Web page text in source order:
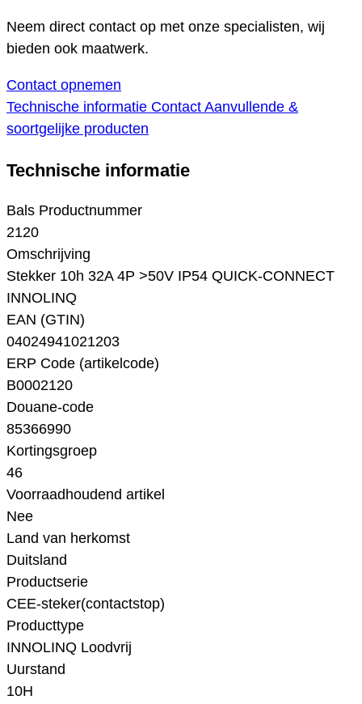
Neem direct contact op met onze specialisten, wij
bieden ook maatwerk.
Contact opnemen
Technische informatie Contact Aanvullende &
soortgelijke producten
Technische informatie
Bals Productnummer
2120
Omschrijving
Stekker 10h 32A 4P >50V IP54 QUICK-CONNECT
INNOLINQ
EAN (GTIN)
04024941021203
ERP Code (artikelcode)
B0002120
Douane-code
85366990
Kortingsgroep
46
Voorraadhoudend artikel
Nee
Land van herkomst
Duitsland
Productserie
CEE-steker(contactstop)
Producttype
INNOLINQ Loodvrij
Uurstand
10H